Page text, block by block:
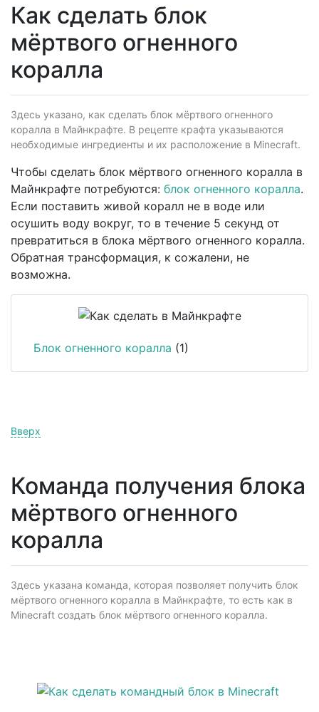
Как сделать блок
мёртвого огненного
коралла
Здесь указано, как сделать блок мёртвого огненного
коралла в Майнкрафте. В рецепте крафта указываются
необходимые ингредиенты и их расположение в Minecraft.
Чтобы сделать блок мёртвого огненного коралла в
Майнкрафте потребуются: блок огненного коралла.
Если поставить живой коралл не в воде или
осушить воду вокруг, то в течение 5 секунд от
превратиться в блока мёртвого огненного коралла.
Обратная трансформация, к сожалени, не
возможна.
Блок огненного коралла (1)
Вверх
Команда получения блока
мёртвого огненного
коралла
Здесь указана команда, которая позволяет получить блок
мёртвого огненного коралла в Майнкрафте, то есть как в
Minecraft создать блок мёртвого огненного коралла.